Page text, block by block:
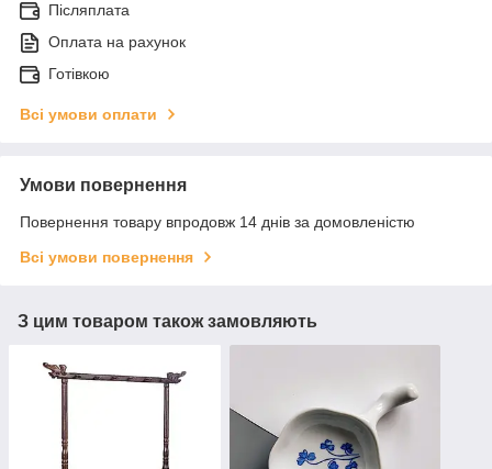
Післяплата
Оплата на рахунок
Готівкою
Всі умови оплати
Умови повернення
Повернення товару впродовж 14 днів за домовленістю
Всі умови повернення
З цим товаром також замовляють